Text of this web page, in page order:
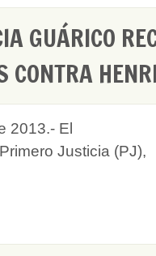
GUÁRICO
CONTRA
2013.- El
Justicia (PJ),